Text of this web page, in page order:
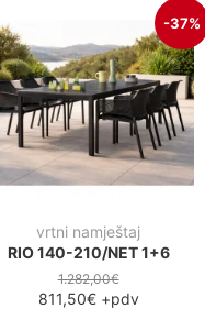
-37%
vrtni namještaj
RIO 140-210/NET 1+6
1.282,00€
811,50€+pdv